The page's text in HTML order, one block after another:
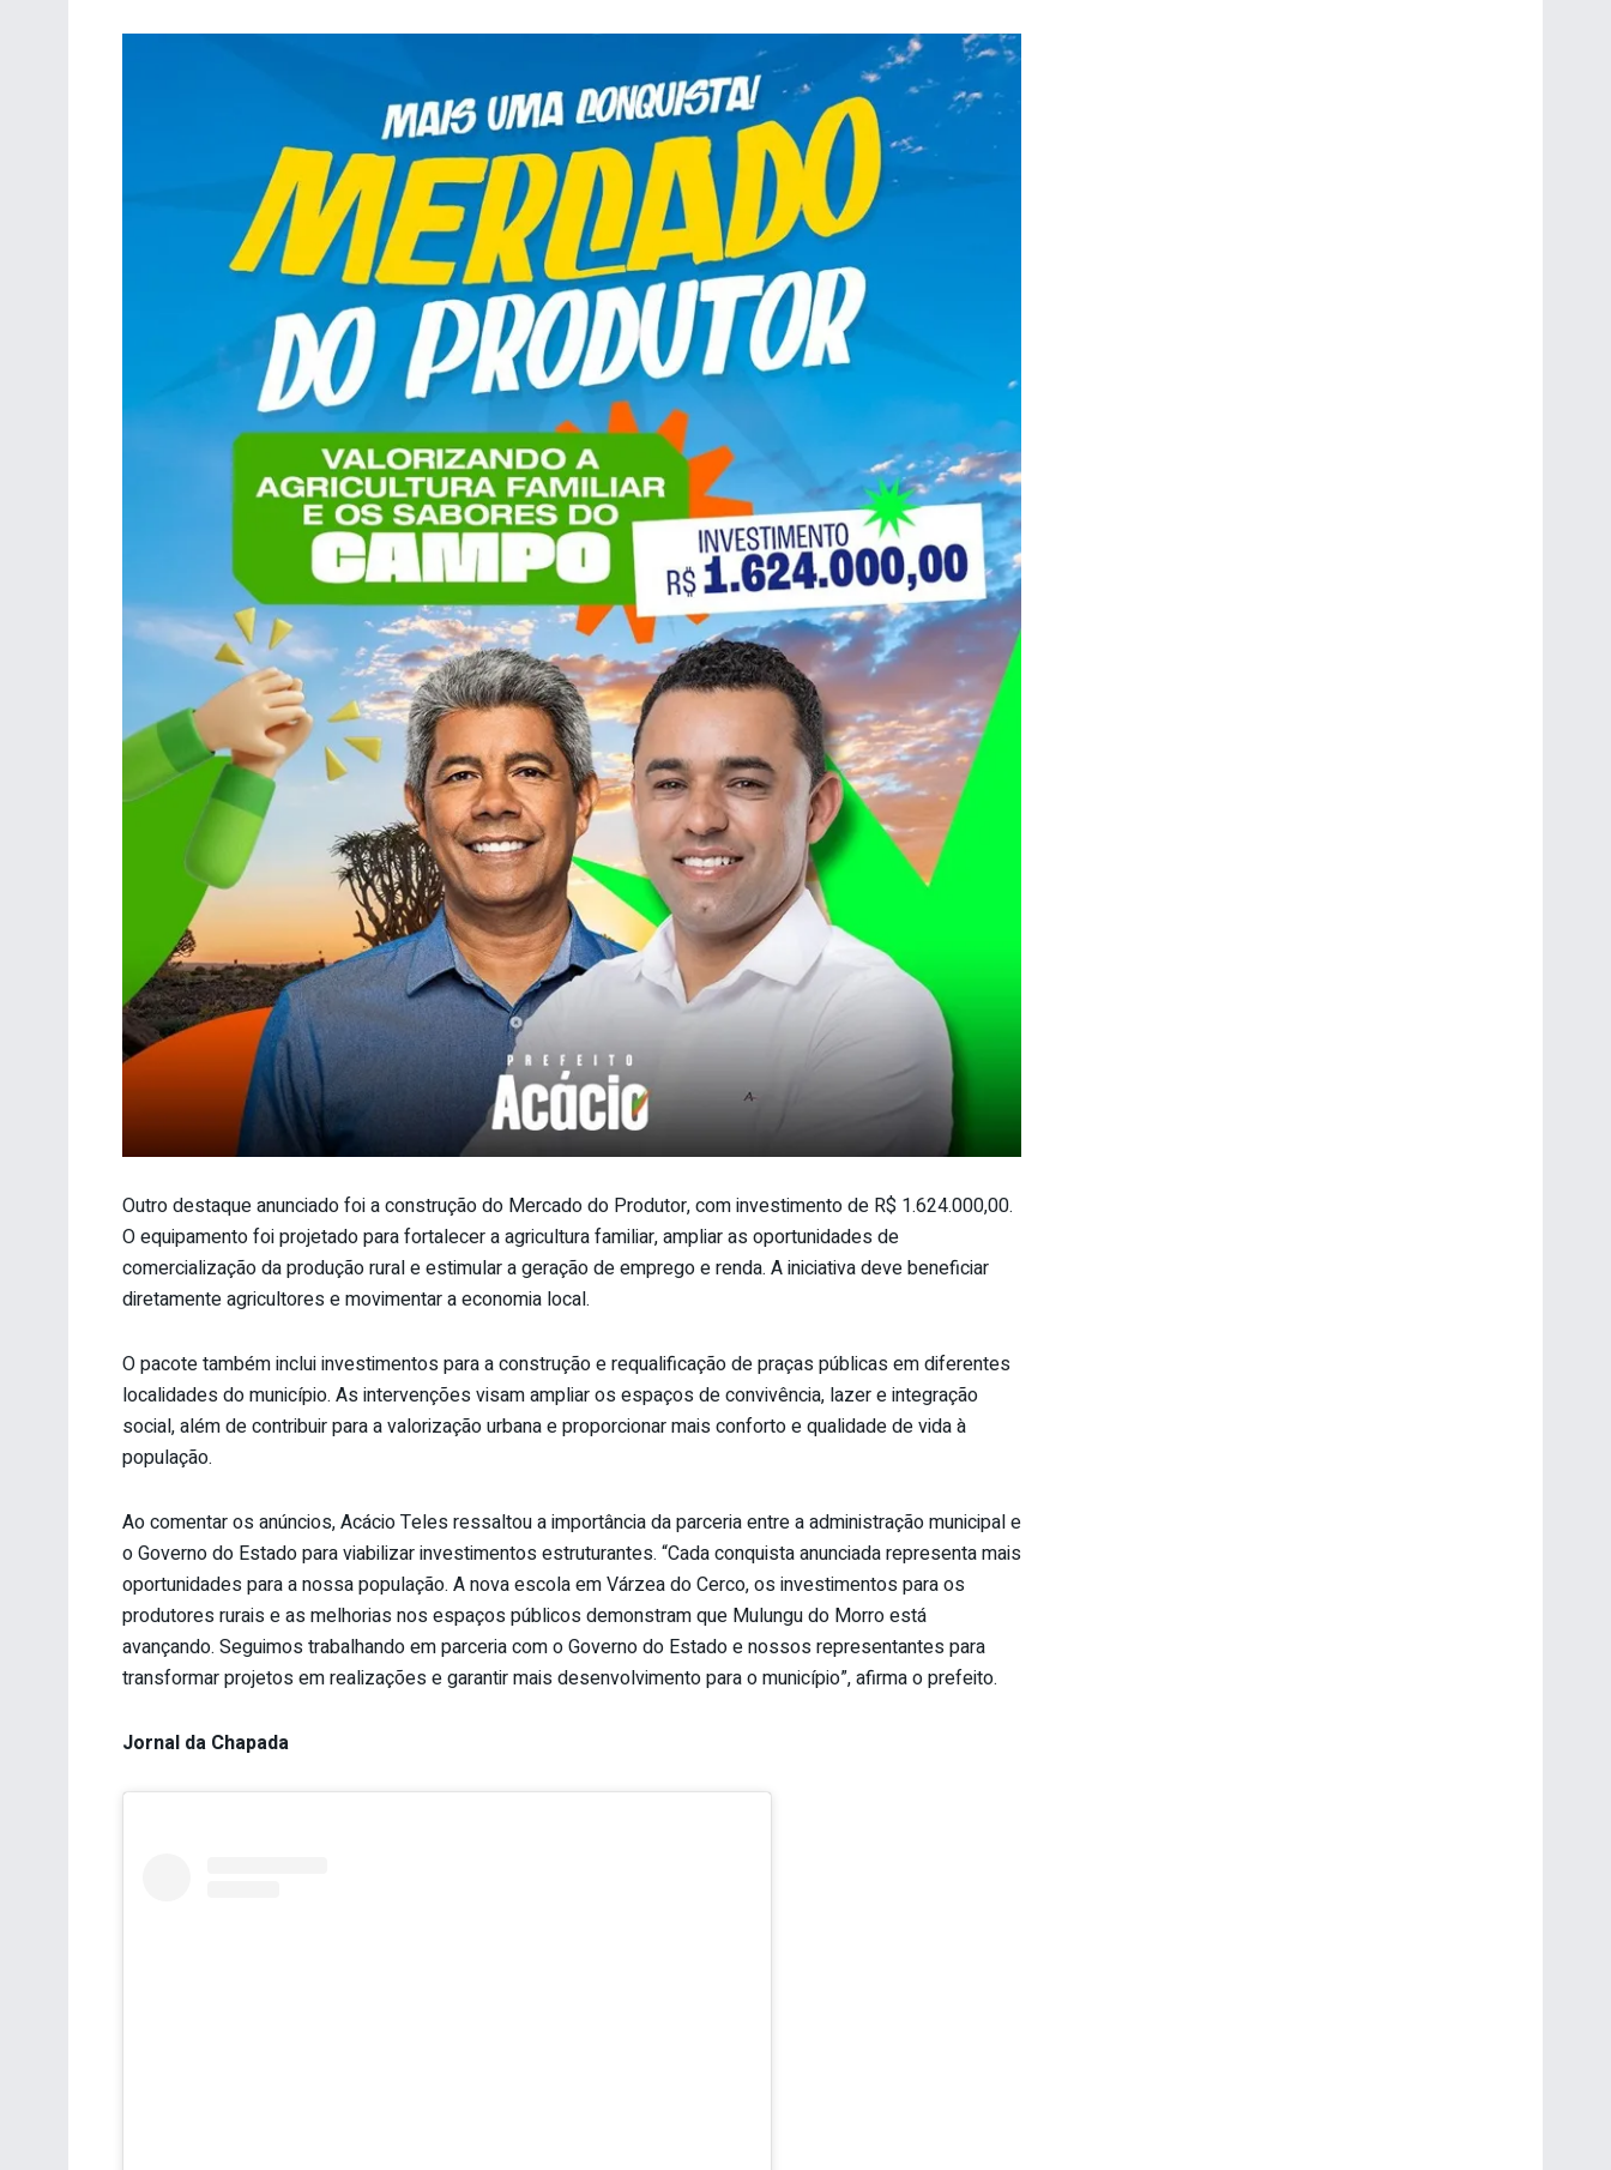
Outro destaque anunciado foi a construção do Mercado do Produtor, com investimento de R$ 1.624.000,00.
O equipamento foi projetado para fortalecer a agricultura familiar, ampliar as oportunidades de
comercialização da produção rural e estimular a geração de emprego e renda. A iniciativa deve beneficiar
diretamente agricultores e movimentar a economia local.
O pacote também inclui investimentos para a construção e requalificação de praças públicas em diferentes
localidades do município. As intervenções visam ampliar os espaços de convivência, lazer e integração
social, além de contribuir para a valorização urbana e proporcionar mais conforto e qualidade de vida à
população.
Ao comentar os anúncios, Acácio Teles ressaltou a importância da parceria entre a administração municipal e
o Governo do Estado para viabilizar investimentos estruturantes. “Cada conquista anunciada representa mais
oportunidades para a nossa população. A nova escola em Várzea do Cerco, os investimentos para os
produtores rurais e as melhorias nos espaços públicos demonstram que Mulungu do Morro está
avançando. Seguimos trabalhando em parceria com o Governo do Estado e nossos representantes para
transformar projetos em realizações e garantir mais desenvolvimento para o município”, afirma o prefeito.
Jornal da Chapada